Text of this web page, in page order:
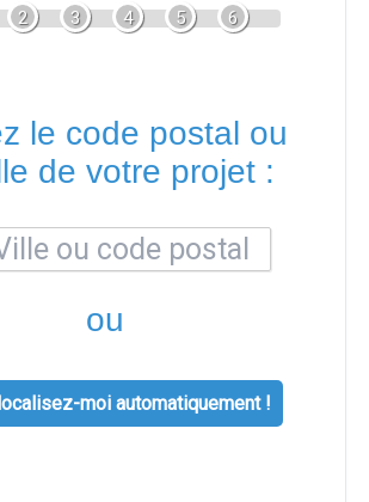
2 3 4 5 6
le code postal ou
de votre projet :
ou
moi automatiquement !